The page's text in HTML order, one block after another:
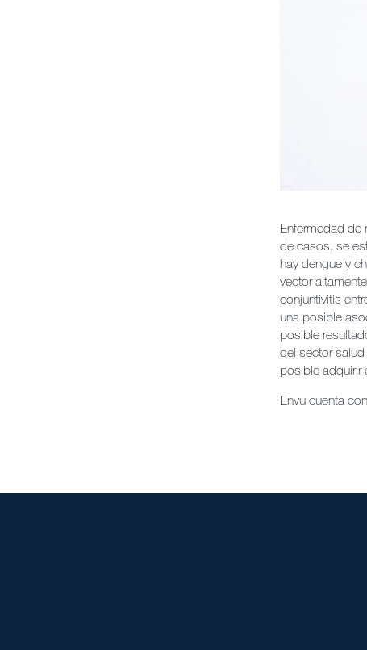
Enfermedad de
de casos, se
hay dengue y
vector
conjuntivitis
una posible
posible
del sector
posible adquirir
Envu cuenta